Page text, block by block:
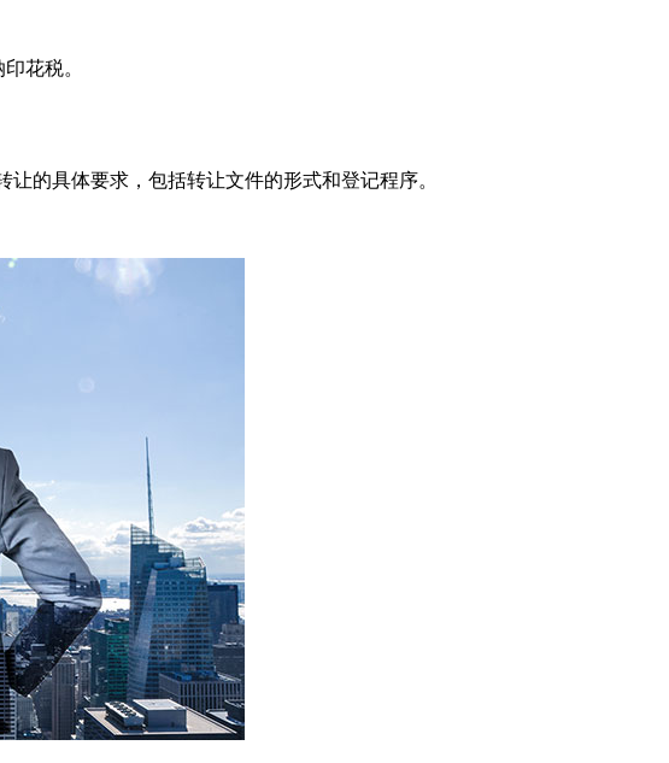
花税。
的具体要求，包括转让文件的形式和登记程序。